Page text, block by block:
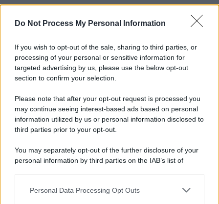
Do Not Process My Personal Information
If you wish to opt-out of the sale, sharing to third parties, or
processing of your personal or sensitive information for
targeted advertising by us, please use the below opt-out
section to confirm your selection.
Please note that after your opt-out request is processed you
may continue seeing interest-based ads based on personal
information utilized by us or personal information disclosed to
third parties prior to your opt-out.
You may separately opt-out of the further disclosure of your
personal information by third parties on the IAB’s list of
This information may also be disclosed by us to third parties
Personal Data Processing Opt Outs